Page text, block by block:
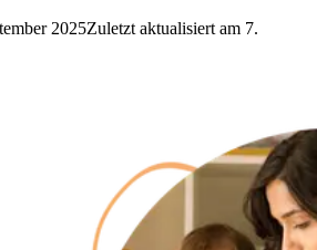
2025Zuletzt aktualisiert am 7.